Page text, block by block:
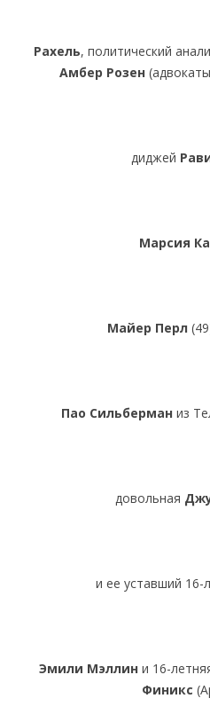
Рахель, политический
Амбер Розен
диджей
Марсия
Майер Перл
Пао Сильберман из
довольная
и ее уставший 16-
Эмили Мэллин и 16-
Финикс